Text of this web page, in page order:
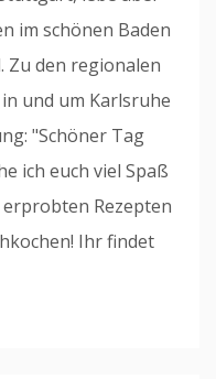
im schönen Baden
Zu den regionalen
und um Karlsruhe
"Schöner Tag
ich euch viel Spaß
Rezepten
Ihr findet